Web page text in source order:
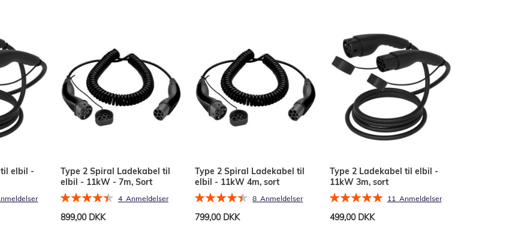
til elbil -
Type 2 Spiral Ladekabel til
elbil - 11kW - 7m, Sort
Bedømmelse:
4 Anmeldelser
899,00 DKK
Type 2 Spiral Ladekabel til
elbil - 11kW 4m, sort
Bedømmelse:
8Anmeldelser
799,00 DKK
Type 2 Ladekabel til elbil -
11kW 3m, sort
Bedømmelse:
11 Anmeldelser
499,00 DKK